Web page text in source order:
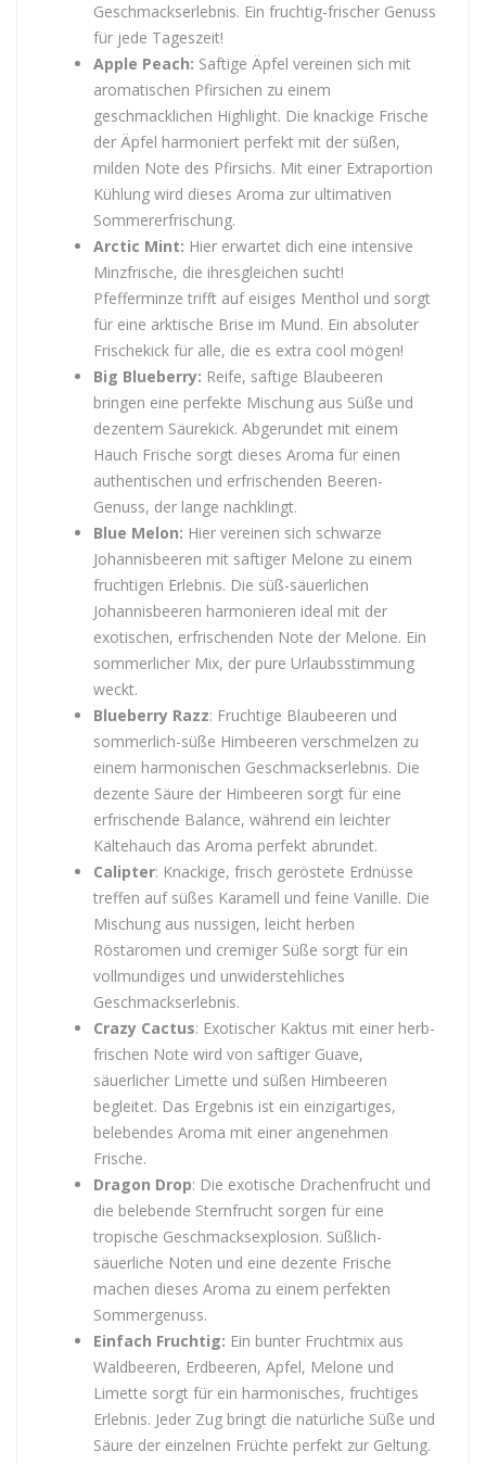
Geschmackserlebnis. Ein fruchtig-frischer Genuss
für jede Tageszeit!
Apple Peach: Saftige Äpfel vereinen sich mit
aromatischen Pfirsichen zu einem
geschmacklichen Highlight. Die knackige Frische
der Äpfel harmoniert perfekt mit der süßen,
milden Note des Pfirsichs. Mit einer Extraportion
Kühlung wird dieses Aroma zur ultimativen
Sommererfrischung.
Arctic Mint: Hier erwartet dich eine intensive
Minzfrische, die ihresgleichen sucht!
Pfefferminze trifft auf eisiges Menthol und sorgt
für eine arktische Brise im Mund. Ein absoluter
Frischekick für alle, die es extra cool mögen!
Big Blueberry: Reife, saftige Blaubeeren
bringen eine perfekte Mischung aus Süße und
dezentem Säurekick. Abgerundet mit einem
Hauch Frische sorgt dieses Aroma für einen
authentischen und erfrischenden Beeren-
Genuss, der lange nachklingt.
Blue Melon: Hier vereinen sich schwarze
Johannisbeeren mit saftiger Melone zu einem
fruchtigen Erlebnis. Die süß-säuerlichen
Johannisbeeren harmonieren ideal mit der
exotischen, erfrischenden Note der Melone. Ein
sommerlicher Mix, der pure Urlaubsstimmung
weckt.
Blueberry Razz: Fruchtige Blaubeeren und
sommerlich-süße Himbeeren verschmelzen zu
einem harmonischen Geschmackserlebnis. Die
dezente Säure der Himbeeren sorgt für eine
erfrischende Balance, während ein leichter
Kältehauch das Aroma perfekt abrundet.
Calipter: Knackige, frisch geröstete Erdnüsse
treffen auf süßes Karamell und feine Vanille. Die
Mischung aus nussigen, leicht herben
Röstaromen und cremiger Süße sorgt für ein
vollmundiges und unwiderstehliches
Geschmackserlebnis.
Crazy Cactus: Exotischer Kaktus mit einer herb-
frischen Note wird von saftiger Guave,
säuerlicher Limette und süßen Himbeeren
begleitet. Das Ergebnis ist ein einzigartiges,
belebendes Aroma mit einer angenehmen
Frische.
Dragon Drop: Die exotische Drachenfrucht und
die belebende Sternfrucht sorgen für eine
tropische Geschmacksexplosion. Süßlich-
säuerliche Noten und eine dezente Frische
machen dieses Aroma zu einem perfekten
Sommergenuss.
Einfach Fruchtig: Ein bunter Fruchtmix aus
Waldbeeren, Erdbeeren, Apfel, Melone und
Limette sorgt für ein harmonisches, fruchtiges
Erlebnis. Jeder Zug bringt die natürliche Süße und
Säure der einzelnen Früchte perfekt zur Geltung.